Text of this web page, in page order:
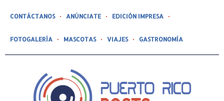
CONTÁCTANOS ANÚNCIATE EDICIÓN IMPRESA
FOTOGALERÍA MASCOTAS VIAJES GASTRONOMÍA